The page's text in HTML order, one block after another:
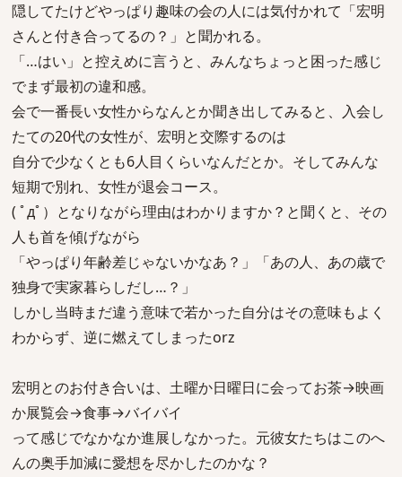
隠してたけどやっぱり趣味の会の人には気付かれて「宏明
さんと付き合ってるの？」と聞かれる。
「…はい」と控えめに言うと、みんなちょっと困った感じ
でまず最初の違和感。
会で一番長い女性からなんとか聞き出してみると、入会し
たての20代の女性が、宏明と交際するのは
自分で少なくとも6人目くらいなんだとか。そしてみんな
短期で別れ、女性が退会コース。
( ﾟдﾟ）となりながら理由はわかりますか？と聞くと、その
人も首を傾げながら
「やっぱり年齢差じゃないかなあ？」「あの人、あの歳で
独身で実家暮らしだし…？」
しかし当時まだ違う意味で若かった自分はその意味もよく
わからず、逆に燃えてしまったorz
宏明とのお付き合いは、土曜か日曜日に会ってお茶→映画
か展覧会→食事→バイバイ
って感じでなかなか進展しなかった。元彼女たちはこのへ
んの奥手加減に愛想を尽かしたのかな？